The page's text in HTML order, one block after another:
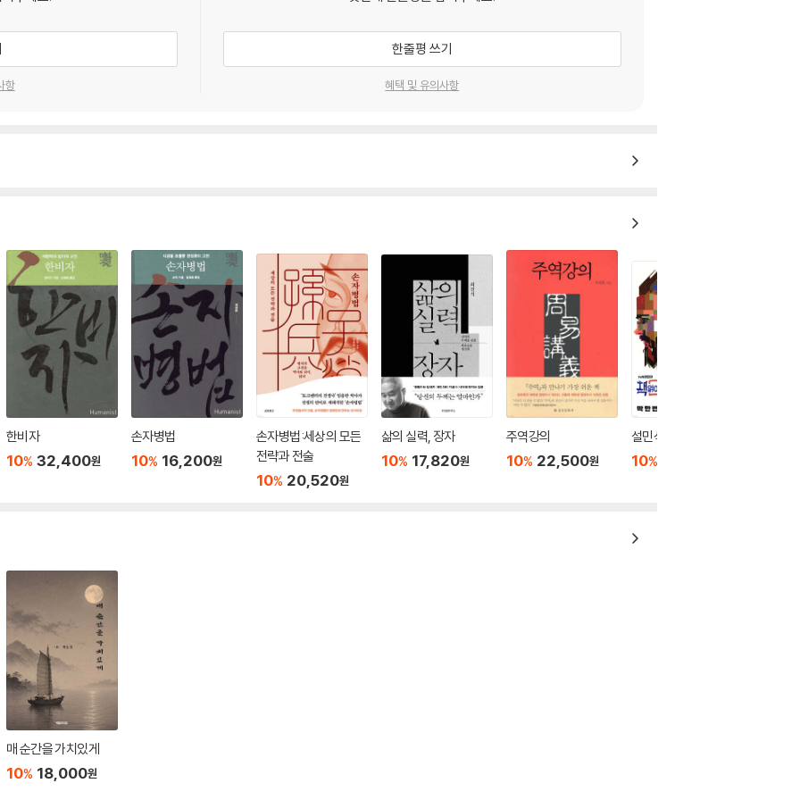
항
한줄평 쓰기
혜택 및 유의사항
한비자
10% 32,400원
손자병법
10% 16,200원
손자병법:세상의 모든
전략과 전술
10% 20,520원
삶의 실력, 장자
10% 17,820원
주역강의
10% 22,500원
설민석의 삼국지 1
10%
매 순간을 가치있게
10% 18,000원